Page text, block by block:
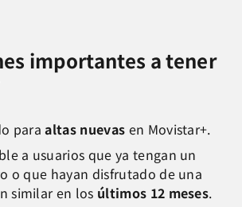
importantes a tener
paraaltas nuevas en Movistar+.
a usuarios que ya tengan un
o que hayan disfrutado de una
similar en los últimos 12 meses.